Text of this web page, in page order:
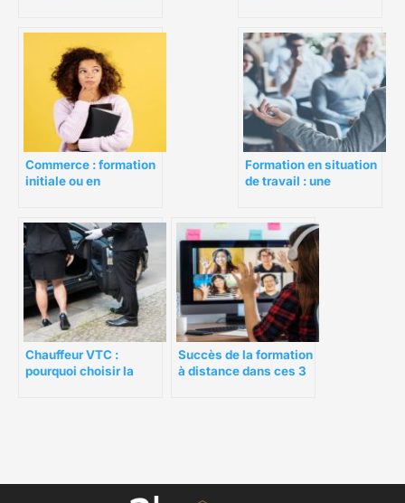
Commerce : formation
initiale ou en
Formation en situation
de travail : une
Chauffeur VTC :
pourquoi choisir la
Succès de la formation
à distance dans ces 3